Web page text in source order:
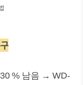
% 남음 → WD-